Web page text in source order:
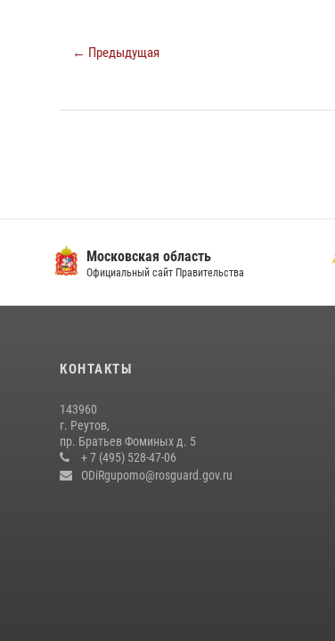
← Предыдущая
Московская область
Официальный сайт Правительства
КОНТАКТЫ
143960
г. Реутов,
пр. Братьев Фоминых д. 5
+ 7 (495) 528-47-06
ODiRgupomo@rosguard.gov.ru